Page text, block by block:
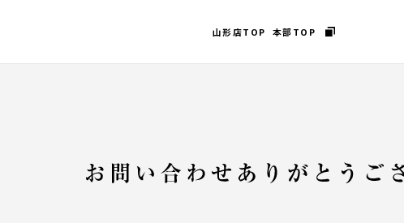
山形店TOP 本部TOP